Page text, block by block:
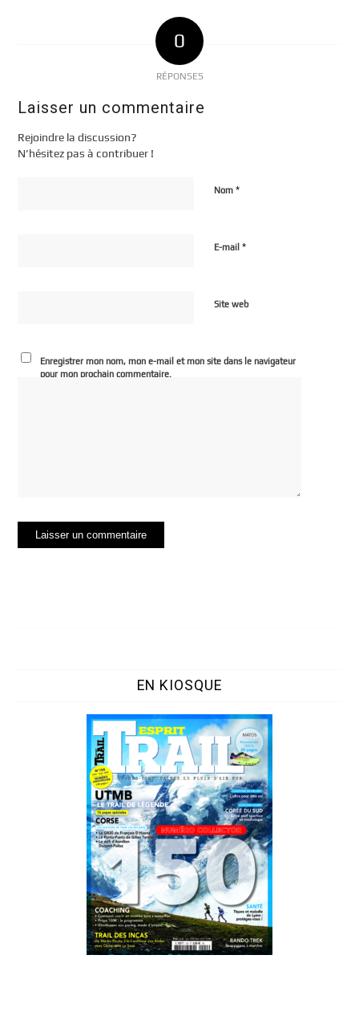
0
RÉPONSES
Laisser un commentaire
Rejoindre la discussion?
N’hésitez pas à contribuer !
Nom*
E-mail*
Site web
Enregistrer mon nom, mon e-mail et mon site dans le navigateur
pour mon prochain commentaire.
EN KIOSQUE